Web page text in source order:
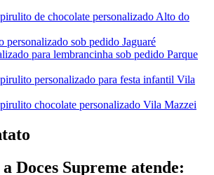
de chocolate personalizado Alto do
personalizado sob pedido Jaguaré
para lembrancinha sob pedido Parque
personalizado para festa infantil Vila
chocolate personalizado Vila Mazzei
Doces Supreme atende: